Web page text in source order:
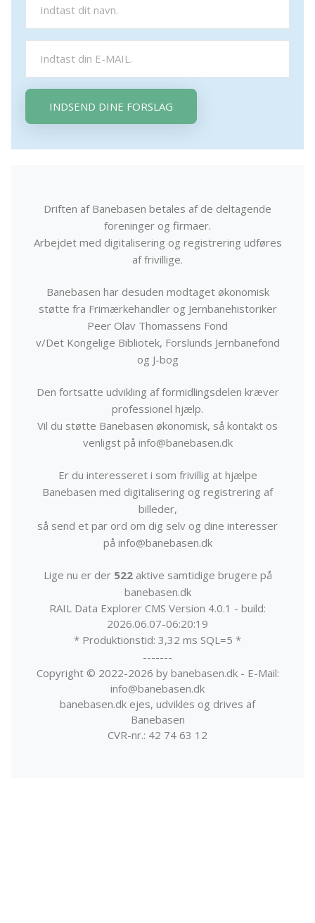
INDSEND DINE FORSLAG
Driften af Banebasen betales af de deltagende
foreninger og firmaer.
Arbejdet med digitalisering og registrering udføres
af frivillige.
Banebasen har desuden modtaget økonomisk
støtte fra Frimærkehandler og Jernbanehistoriker
Peer Olav Thomassens Fond
v/Det Kongelige Bibliotek, Forslunds Jernbanefond
og J-bog
Den fortsatte udvikling af formidlingsdelen kræver
professionel hjælp.
Vil du støtte Banebasen økonomisk, så kontakt os
venligst på info@banebasen.dk
Er du interesseret i som frivillig at hjælpe
Banebasen med digitalisering og registrering af
billeder,
så send et par ord om dig selv og dine interesser
på info@banebasen.dk
Lige nu er der 522aktive samtidige brugere på
banebasen.dk
RAIL Data Explorer CMS Version 4.0.1 - build:
2026.06.07-06:20:19
* Produktionstid: 3,32 ms SQL=5 *
-------
Copyright © 2022-2026 by banebasen.dk - E-Mail:
info@banebasen.dk
banebasen.dk ejes, udvikles og drives af
Banebasen
CVR-nr.: 42 74 63 12